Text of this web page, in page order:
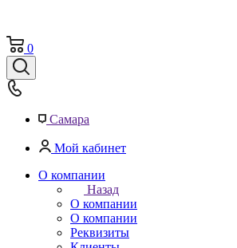
0
Самара
Мой кабинет
О компании
Назад
О компании
О компании
Реквизиты